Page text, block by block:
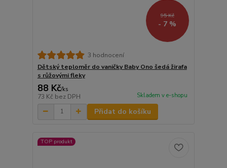
95 Kč
- 7 %
3 hodnocení
Dětský teploměr do vaničky Baby Ono šedá žirafa
s růžovými fleky
88 Kč/ks
73 Kč bez DPH Skladem v e-shopu
Přidat do košíku
TOP produkt